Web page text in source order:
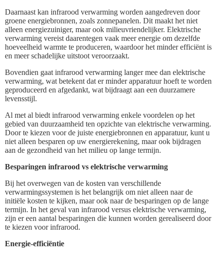
Daarnaast kan infrarood verwarming worden aangedreven door
groene energiebronnen, zoals zonnepanelen. Dit maakt het niet
alleen energiezuiniger, maar ook milieuvriendelijker. Elektrische
verwarming vereist daarentegen vaak meer energie om dezelfde
hoeveelheid warmte te produceren, waardoor het minder efficiënt is
en meer schadelijke uitstoot veroorzaakt.
Bovendien gaat infrarood verwarming langer mee dan elektrische
verwarming, wat betekent dat er minder apparatuur hoeft te worden
geproduceerd en afgedankt, wat bijdraagt aan een duurzamere
levensstijl.
Al met al biedt infrarood verwarming enkele voordelen op het
gebied van duurzaamheid ten opzichte van elektrische verwarming.
Door te kiezen voor de juiste energiebronnen en apparatuur, kunt u
niet alleen besparen op uw energierekening, maar ook bijdragen
aan de gezondheid van het milieu op lange termijn.
Besparingen infrarood vs elektrische verwarming
Bij het overwegen van de kosten van verschillende
verwarmingssystemen is het belangrijk om niet alleen naar de
initiële kosten te kijken, maar ook naar de besparingen op de lange
termijn. In het geval van infrarood versus elektrische verwarming,
zijn er een aantal besparingen die kunnen worden gerealiseerd door
te kiezen voor infrarood.
Energie-efficiëntie